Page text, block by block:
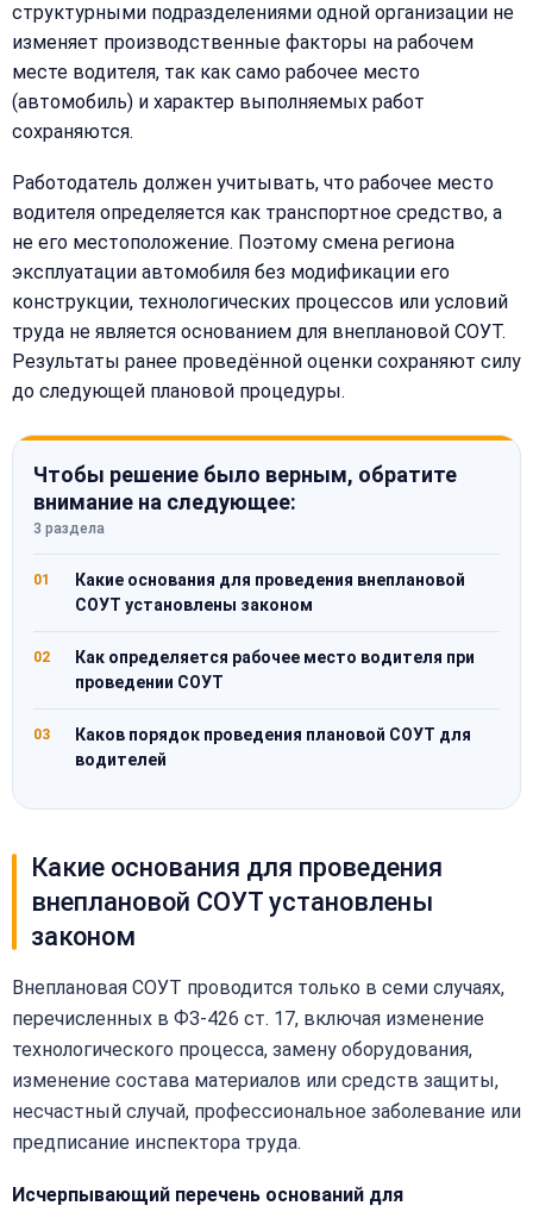
структурными подразделениями одной организации не
изменяет производственные факторы на рабочем
месте водителя, так как само рабочее место
(автомобиль) и характер выполняемых работ
сохраняются.
Работодатель должен учитывать, что рабочее место
водителя определяется как транспортное средство, а
не его местоположение. Поэтому смена региона
эксплуатации автомобиля без модификации его
конструкции, технологических процессов или условий
труда не является основанием для внеплановой СОУТ.
Результаты ранее проведённой оценки сохраняют силу
до следующей плановой процедуры.
Чтобы решение было верным, обратите
внимание на следующее:
3 раздела
01
Какие основания для проведения внеплановой
СОУТ установлены законом
02
Как определяется рабочее место водителя при
проведении СОУТ
03
Каков порядок проведения плановой СОУТ для
водителей
Какие основания для проведения
внеплановой СОУТ установлены
законом
Внеплановая СОУТ проводится только в семи случаях,
перечисленных в ФЗ-426 ст. 17, включая изменение
технологического процесса, замену оборудования,
изменение состава материалов или средств защиты,
несчастный случай, профессиональное заболевание или
предписание инспектора труда.
Исчерпывающий перечень оснований для